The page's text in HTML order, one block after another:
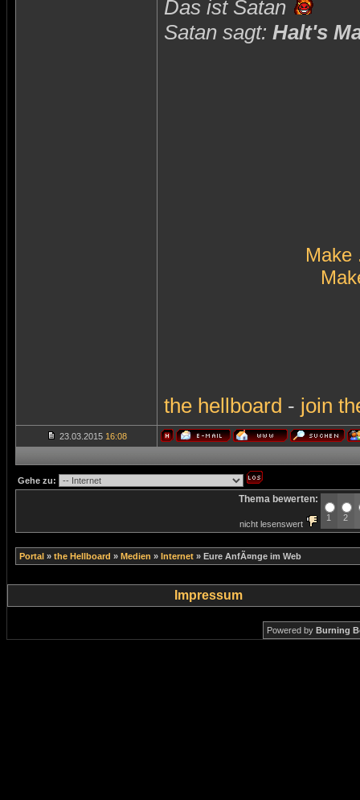
Das ist Satan
Satan sagt: Halt's
Make
the hellboard - join
23.03.2015 16:08
Gehe zu:
Thema bewerten:
nicht lesenswert
1 2
Portal » the Hellboard » Medien » Internet » Eure AnfÃ¤nge im Web
Impressum
Powered by Burning